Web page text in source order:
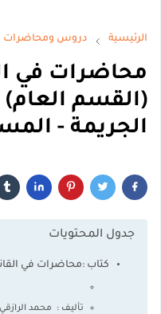
الرئيسية دروس ومحاضرات
محاضرات في
(القسم العام)
الجريمة -
جدول المحتويات
كتاب :محاضرات في
تأليف : محمد الرازقي